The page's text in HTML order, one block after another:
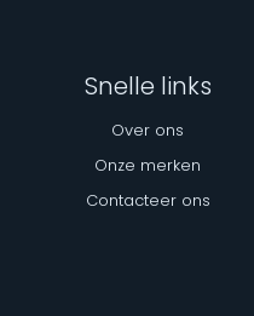
Snelle links
Over ons
Onze merken
Contacteer ons